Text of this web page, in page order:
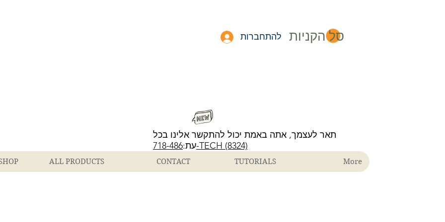
להתחברות סל הקניות
תאר לעצמך, אתה באמת יכול להתקשר אלינו בכל
עת:718-486-TECH (8324)
ALL PRODUCTS CONTACT TUTORIALS More